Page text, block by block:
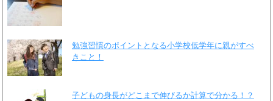
勉強習慣のポイントとなる小学校低学年に親がすべ
きこと！
子どもの身長がどこまで伸びるか計算で分かる！？